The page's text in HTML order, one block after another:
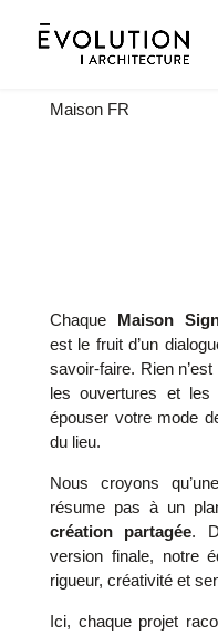
Maison FR
Chaque Maison
est le fruit d’un
savoir-faire. Rien
les ouvertures et les
épouser votre mode
du lieu.
Nous croyons
résume pas à un
création partagée.
version finale, notre
rigueur, créativité et
Ici, chaque projet